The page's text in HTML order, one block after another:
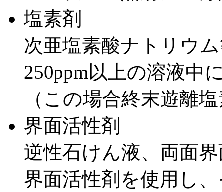
塩素剤
次亜塩素酸ナトリウ
250ppm以上の溶液中
（この場合終末遊離
界面活性剤
逆性石けん液、両面
界面活性剤を使用し